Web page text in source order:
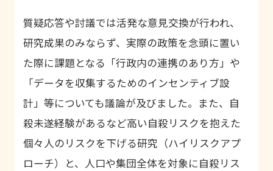
質疑応答や討議では活発な意見交換が行われ、
研究成果のみならず、実際の政策を念頭に置い
た際に課題となる「行政内の連携のあり方」や
「データを収集するためのインセンティブ設
計」等についても議論が及びました。また、自
殺未遂経験があるなど高い自殺リスクを抱えた
個々人のリスクを下げる研究（ハイリスクアプ
ローチ）と、人口や集団全体を対象に自殺リス